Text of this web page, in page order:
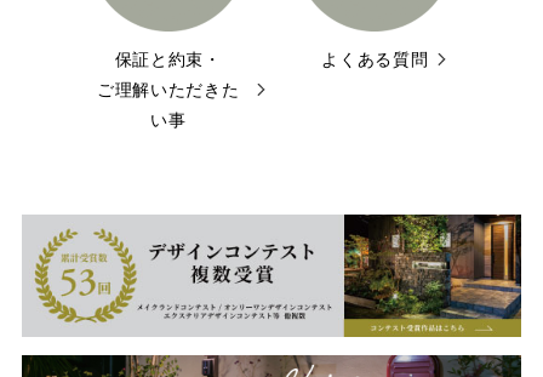
保証と約束・
ご理解いただきた
い事
よくある質問